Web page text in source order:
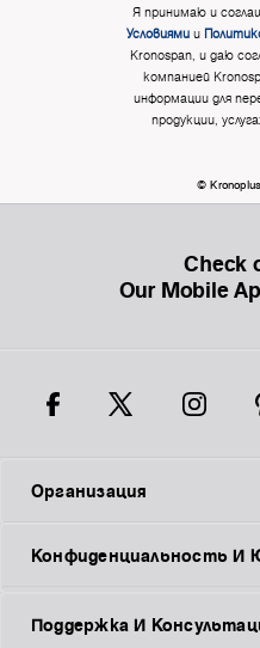
Я принимаю и
Условиямии
Kronospan, и даю
компанией
информации для
продукции,
©
Check
Our Mobile
Организация
Конфиденциальность И
Поддержка И